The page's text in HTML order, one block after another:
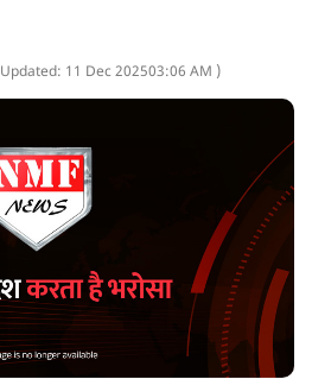
Updated: 11 Dec 202503:06 AM )